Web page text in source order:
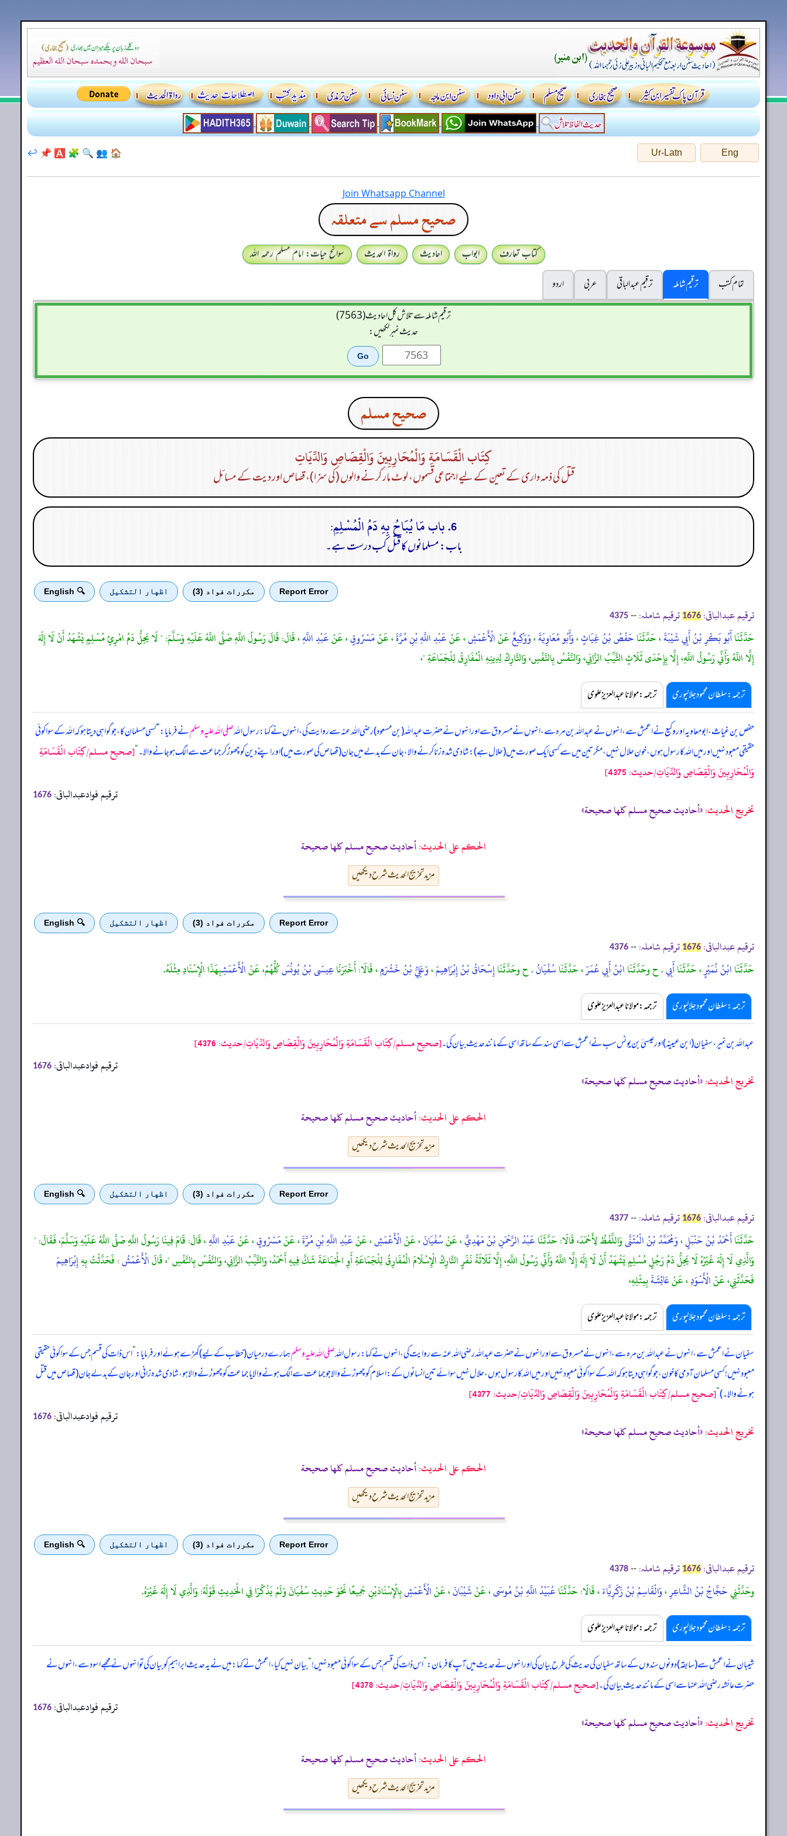
Eng
Ur-Latn
🏠
👥
🔍
🧩
🅰️
📌
↩️
Join Whatsapp Channel
صحيح مسلم سے متعلقہ
کتاب تعارف ابواب احادیث رواۃ الحدیث
سوانح حیات: امام مسلم رحمہ اللہ
تمام کتب
ترقیم شاملہ ترقيم عبدالباقی عربی
اردو
ترقیم شاملہ سے تلاش کل احادیث (7563)
حدیث نمبر لکھیں:
صحيح مسلم
كِتَاب الْقَسَامَةِ وَالْمُحَارِبِينَ وَالْقِصَاصِ وَالدِّيَاتِ
قتل کی ذمہ داری کے تعین کے لیے اجتماعی قسموں، لوٹ مار کرنے والوں (کی سزا)، قصاص اور دیت کے مسائل
6. باب مَا يُبَاحُ بِهِ دَمُ الْمُسْلِمِ:
باب: مسلمانوں کا قتل کب درست ہے۔
Report Error مكررات فواد (3) اظهار التشكيل 🔍 English
ترقیم عبدالباقی: 1676 ترقیم شاملہ: --
4375
حَدَّثَنَاأَبُو بَكْرِ بْنُ أَبِي شَيْبَةَ، حَدَّثَنَاحَفْصُ بْنُ غِيَاثٍ،وَأَبُو مُعَاوِيَةَ،وَوَكِيعٌعَنْالْأَعْمَشِ، عَنْعَبْدِ اللَّهِ بْنِ مُرَّةَ، عَنْمَسْرُوقٍ، عَنْعَبْدِ اللَّهِ، قَالَ: قَالَ رَسُولُ اللَّهِ صَلَّى اللَّهُ عَلَيْهِ وَسَلَّمَ: " لَا يَحِلُّ دَمُ امْرِئٍ مُسْلِمٍ يَشْهَدُ أَنْ لَا إِلَهَ
إِلَّا اللَّهُ وَأَنِّي رَسُولُ اللَّهِ، إِلَّا بِإِحْدَى ثَلَاثٍ الثَّيِّبُ الزَّانِي، وَالنَّفْسُ بِالنَّفْسِ، وَالتَّارِكُ لِدِينِهِ الْمُفَارِقُ لِلْجَمَاعَةِ "،
ترجمہ:سلطان محمود جلالپوری ترجمہ:مولانا عبدالعزیز علوی
حفص بن غیاث، ابومعاویہ اور وکیع نے اعمش سے، انہوں نے عبداللہ بن مرہ سے، انہوں نے مسروق سے اور انہوں نے حضرت عبداللہ (بن مسعود) رضی اللہ عنہ سے روایت کی، انہوں نے کہا: رسول اللہصلی اللہ علیہ وسلمنے فرمایا:”کسی مسلمان کا، جو گواہی دیتا ہو کہ اللہ کے سوا کوئی
حقیقی معبود نہیں اور میں اللہ کا رسول ہوں، خون حلال نہیں، مگر تین میں سے کسی ایک صورت میں (حلال ہے): شادی شدہ زنا کرنے والا، جان کے بدلے میں جان (قصاص کی صورت میں) اور اپنے دین کو چھوڑ کر جماعت سے الگ ہو جانے والا۔“[صحيح مسلم/كِتَاب الْقَسَامَةِ
وَالْمُحَارِبِينَ وَالْقِصَاصِ وَالدِّيَاتِ/حدیث: 4375]
ترقیم فوادعبدالباقی: 1676
تخریج الحدیث:«أحاديث صحيح مسلم كلها صحيحة»
الحكم على الحديث:أحاديث صحيح مسلم كلها صحيحة
مزید تخریج الحدیث شرح دیکھیں
Report Error مكررات فواد (3) اظهار التشكيل 🔍 English
ترقیم عبدالباقی: 1676 ترقیم شاملہ: --
4376
حَدَّثَنَاابْنُ نُمَيْرٍ، حَدَّثَنَاأَبِي. ح وحَدَّثَنَاابْنُ أَبِي عُمَرَ، حَدَّثَنَاسُفْيَانُ. ح وحَدَّثَنَاإِسْحَاقُ بْنُ إِبْرَاهِيمَ،وَعَلِيُّ بْنُ خَشْرَمٍ، قَالَا: أَخْبَرَنَاعِيسَى بْنُ يُونُسَكُلُّهُمْ، عَنْالْأَعْمَشِبِهَذَا الْإِسْنَادِ مِثْلَهُ.
ترجمہ:سلطان محمود جلالپوری ترجمہ:مولانا عبدالعزیز علوی
عبداللہ بن نمیر، سفیان (ابن عیینہ) اور عیسیٰ بن یونس سب نے اعمش سے اسی سند کے ساتھ اسی کے مانند حدیث بیان کی۔[صحيح مسلم/كِتَاب الْقَسَامَةِ وَالْمُحَارِبِينَ وَالْقِصَاصِ وَالدِّيَاتِ/حدیث: 4376]
ترقیم فوادعبدالباقی: 1676
تخریج الحدیث:«أحاديث صحيح مسلم كلها صحيحة»
الحكم على الحديث:أحاديث صحيح مسلم كلها صحيحة
مزید تخریج الحدیث شرح دیکھیں
Report Error مكررات فواد (3) اظهار التشكيل 🔍 English
ترقیم عبدالباقی: 1676 ترقیم شاملہ: --
4377
حَدَّثَنَاأَحْمَدُ بْنُ حَنْبَلٍ،وَمُحَمَّدُ بْنُ الْمُثَنَّىوَاللَّفْظُ لِأَحْمَدَ، قَالَا: حَدَّثَنَاعَبْدُ الرَّحْمَنِ بْنُ مَهْدِيٍّ، عَنْسُفْيَانَ، عَنْالْأَعْمَشِ، عَنْعَبْدِ اللَّهِ بْنِ مُرَّةَ، عَنْمَسْرُوقٍ، عَنْعَبْدِ اللَّهِ، قَالَ: قَامَ فِينَا رَسُولُ اللَّهِ صَلَّى اللَّهُ عَلَيْهِ وَسَلَّمَ، فَقَالَ: "
وَالَّذِي لَا إِلَهَ غَيْرُهُ لَا يَحِلُّ دَمُ رَجُلٍ مُسْلِمٍ يَشْهَدُ أَنْ لَا إِلَهَ إِلَّا اللَّهُ وَأَنِّي رَسُولُ اللَّهِ، إِلَّا ثَلَاثَةُ نَفَرٍ التَّارِكُ الْإِسْلَامَ الْمُفَارِقُ لِلْجَمَاعَةِ أَوِ الْجَمَاعَةَ شَكَّ فِيهِ أَحْمَدُ، وَالثَّيِّبُ الزَّانِي، وَالنَّفْسُ بِالنَّفْسِ "، قَالَالْأَعْمَشُ: فَحَدَّثْتُ بِهِإِبْرَاهِيمَ
فَحَدَّثَنِي، عَنْالْأَسْوَدِ، عَنْعَائِشَةَبِمِثْلِهِ،
ترجمہ:سلطان محمود جلالپوری ترجمہ:مولانا عبدالعزیز علوی
سفیان نے اعمش سے، انہوں نے عبداللہ بن مرہ سے، انہوں نے مسروق سے اور انہوں نے حضرت عبداللہ رضی اللہ عنہ سے روایت کی، انہوں نے کہا: رسول اللہصلی اللہ علیہ وسلمہمارے درمیان (خطاب کے لیے) کھڑے ہوئے اور فرمایا:”اس ذات کی قسم جس کے سوا کوئی حقیقی
معبود نہیں! کسی مسلمان آدمی کا خون، جو گواہی دیتا ہو کہ اللہ کے سوا کوئی معبود نہیں اور میں اللہ کا رسول ہوں، حلال نہیں سوائے تین انسانوں کے: اسلام کو چھوڑنے والا جو جماعت سے الگ ہونے والا یا جماعت کو چھوڑنے والا ہو، شادی شدہ زانی اور جان کے بدلے جان (قصاص میں قتل
ہونے والا۔)“[صحيح مسلم/كِتَاب الْقَسَامَةِ وَالْمُحَارِبِينَ وَالْقِصَاصِ وَالدِّيَاتِ/حدیث: 4377]
ترقیم فوادعبدالباقی: 1676
تخریج الحدیث:«أحاديث صحيح مسلم كلها صحيحة»
الحكم على الحديث:أحاديث صحيح مسلم كلها صحيحة
مزید تخریج الحدیث شرح دیکھیں
Report Error مكررات فواد (3) اظهار التشكيل 🔍 English
ترقیم عبدالباقی: 1676 ترقیم شاملہ: --
4378
وحَدَّثَنِيحَجَّاجُ بْنُ الشَّاعِرِ،وَالْقَاسِمُ بْنُ زَكَرِيَّاءَ، قَالَا: حَدَّثَنَاعُبَيْدُ اللَّهِ بْنُ مُوسَى، عَنْشَيْبَانَ، عَنْالْأَعْمَشِبِالْإِسْنَادَيْنِ جَمِيعًا نَحْوَ حَدِيثِ سُفْيَانَ وَلَمْ يَذْكُرَا فِي الْحَدِيثِ قَوْلَهُ: وَالَّذِي لَا إِلَهَ غَيْرَهُ.
ترجمہ:سلطان محمود جلالپوری ترجمہ:مولانا عبدالعزیز علوی
شیبان نے اعمش سے (سابقہ) دونوں سندوں کے ساتھ سفیان کی حدیث کی طرح بیان کی اور انہوں نے حدیث میں آپ کا فرمان:”اس ذات کی قسم جس کے سوا کوئی معبود نہیں!“بیان نہیں کیا، اعمش نے کہا: میں نے یہ حدیث ابراہیم کو بیان کی تو انہوں نے مجھے اسود سے، انہوں نے
حضرت عائشہ رضی اللہ عنہا سے اسی کے مانند حدیث بیان کی۔[صحيح مسلم/كِتَاب الْقَسَامَةِ وَالْمُحَارِبِينَ وَالْقِصَاصِ وَالدِّيَاتِ/حدیث: 4378]
ترقیم فوادعبدالباقی: 1676
تخریج الحدیث:«أحاديث صحيح مسلم كلها صحيحة»
الحكم على الحديث:أحاديث صحيح مسلم كلها صحيحة
مزید تخریج الحدیث شرح دیکھیں